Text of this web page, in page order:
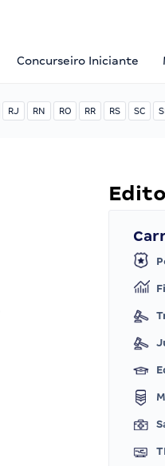
Concurseiro Iniciante
RJ RN RO RR RS SC